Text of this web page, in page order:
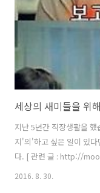
세상의 새미들을
지난 5년간 직장생활을
지'의'하고 싶은 일이 있
다. [ 관련 글 : http://
2016. 8. 30.